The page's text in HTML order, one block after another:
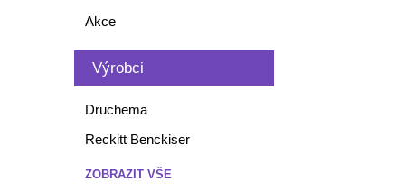
Akce
Výrobci
Druchema
Reckitt Benckiser
ZOBRAZIT VŠE